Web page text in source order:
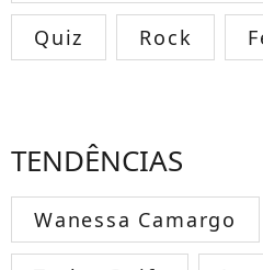
Quiz Rock
TENDÊNCIAS
Wanessa Camargo